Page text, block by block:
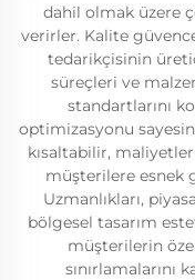
dahil olmak üzere
verirler. Kalite
tedarikçisinin
süreçleri ve
standartlarını
optimizasyonu
kısaltabilir,
müşterilere esnek
Uzmanlıkları,
bölgesel tasarım
müşterilerin
sınırlamalarını